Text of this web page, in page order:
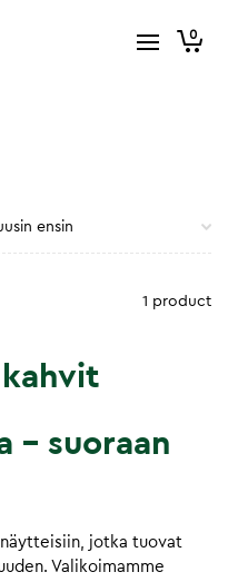
0
1 product
– suoraan
jotka tuovat
Valikoimamme